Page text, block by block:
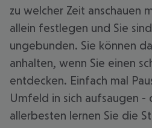
zu welcher Zeit anschauen
allein festlegen und Sie
ungebunden. Sie können
anhalten, wenn Sie einen
entdecken. Einfach mal
Umfeld in sich aufsaugen -
allerbesten lernen Sie die